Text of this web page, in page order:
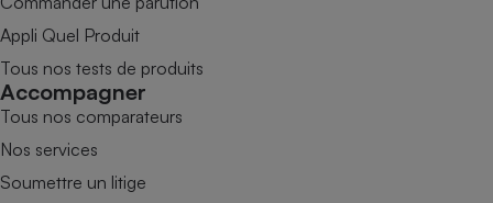
Appli Quel Produit
Tous nos tests de produits
Accompagner
Tous nos comparateurs
Nos services
Soumettre un litige